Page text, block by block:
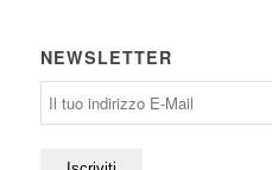
NEWSLETTER